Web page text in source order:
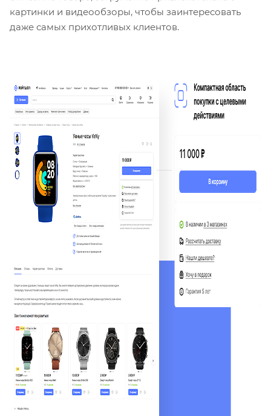
картинки и видеообзоры, чтобы заинтересовать
даже самых прихотливых клиентов.